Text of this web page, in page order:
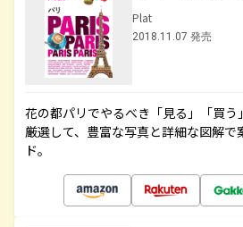
Plat
2018.11.07 発売
花の都パリでやるべき「見る」「買
厳選して、豊富な写真と詳細な図解で
ド。